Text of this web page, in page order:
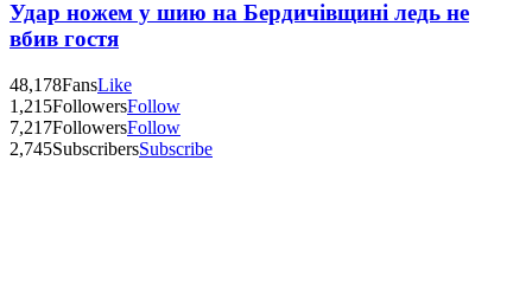
Удар ножем у шию на Бердичівщині ледь не
вбив гостя
48,178FansLike
1,215FollowersFollow
7,217FollowersFollow
2,745SubscribersSubscribe